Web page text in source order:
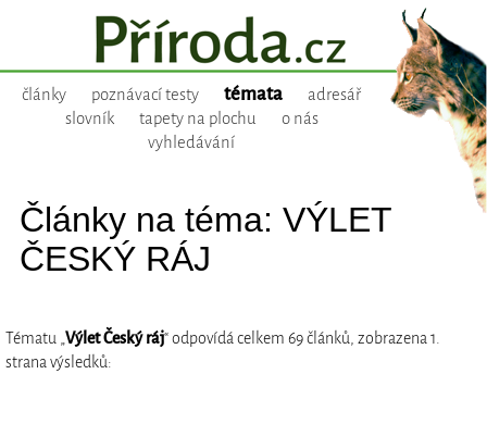
články poznávací testy témata
adresář
slovník
tapety na plochu
o nás
vyhledávání
Články na téma: VÝLET
ČESKÝ RÁJ
Tématu „Výlet Český ráj“ odpovídá celkem 69 článků, zobrazena 1.
strana výsledků: